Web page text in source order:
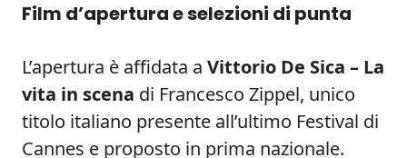
Film d’apertura e selezioni di punta
L’apertura è affidata a Vittorio De Sica – La
vita in scena di Francesco Zippel, unico
titolo italiano presente all’ultimo Festival di
Cannes e proposto in prima nazionale.